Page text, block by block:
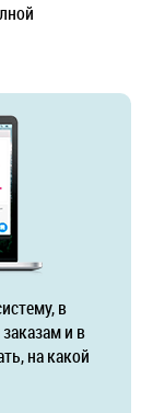
в
и в
на какой